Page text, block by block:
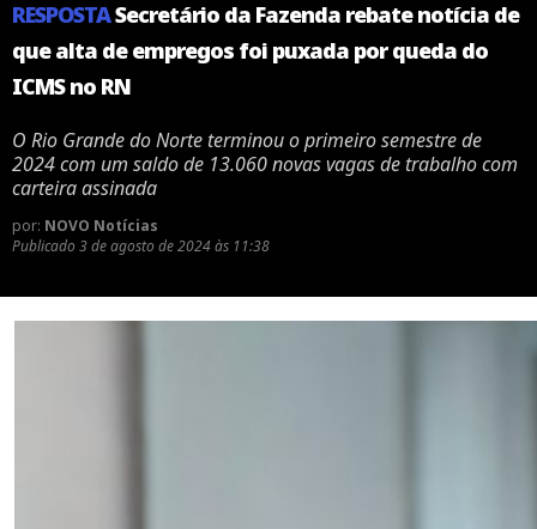
RESPOSTASecretário da Fazenda rebate notícia de
que alta de empregos foi puxada por queda do
ICMS no RN
O Rio Grande do Norte terminou o primeiro semestre de
2024 com um saldo de 13.060 novas vagas de trabalho com
carteira assinada
por: NOVO Notícias
Publicado 3 de agosto de 2024 às 11:38